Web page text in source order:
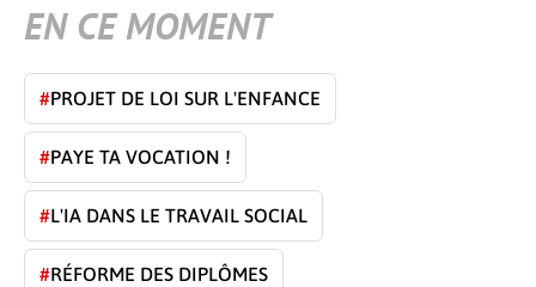
EN CE MOMENT
#PROJET DE LOI SUR L'ENFANCE
#PAYE TA VOCATION !
#L'IA DANS LE TRAVAIL SOCIAL
#RÉFORME DES DIPLÔMES